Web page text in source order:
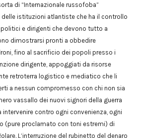
di “Internazionale russofoba”
istituzioni atlantiste che ha il controllo
e dirigenti che devono tutto a
dimostrarsi pronti a obbedire
fino al sacrificio dei popoli presso i
dirigente, appoggiati da risorse
retroterra logistico e mediatico che li
a nessun compromesso con chi non sia
vassallo dei nuovi signori della guerra
intervenire contro ogni convenienza, ogni
(pure proclamato con toni estremi) di
L’interruzione del rubinetto del denaro